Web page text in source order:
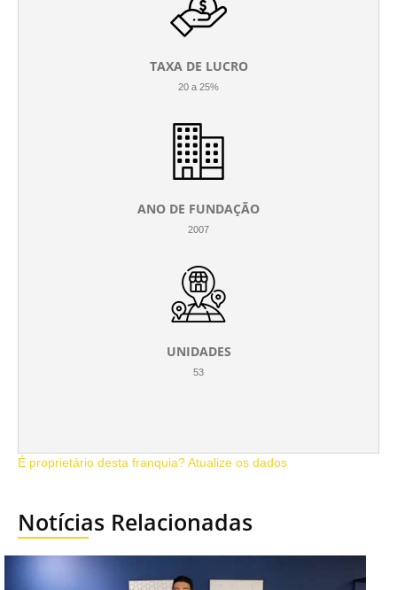
TAXA DE LUCRO
20 a 25%
ANO DE FUNDAÇÃO
2007
UNIDADES
53
É proprietário desta franquia? Atualize os dados
Notícias Relacionadas